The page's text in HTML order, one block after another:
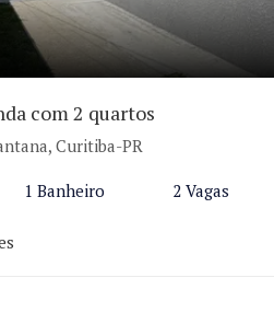
com 2 quartos
Curitiba-PR
1 Banheiro 2 Vagas